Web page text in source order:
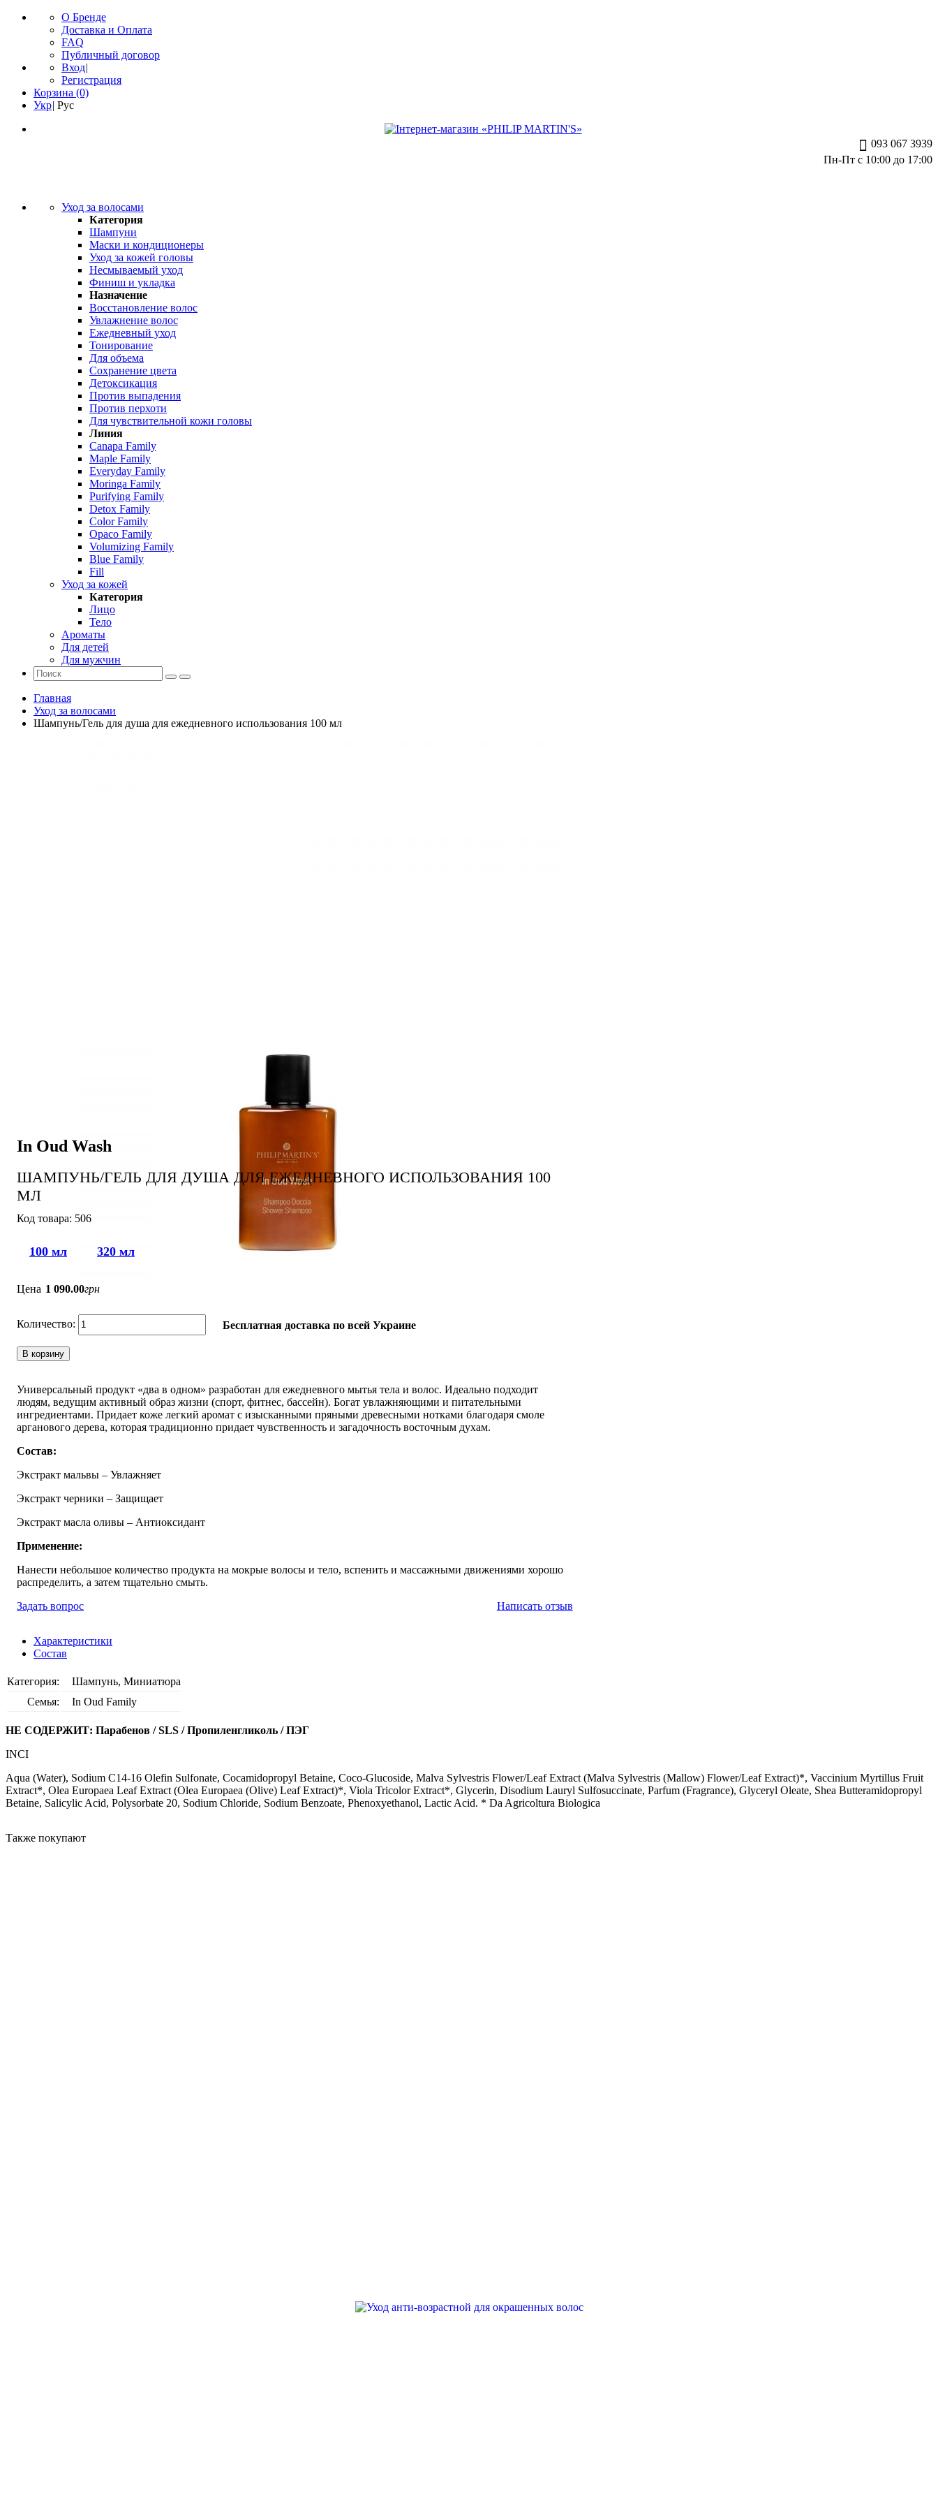
О Бренде
Доставка и Оплата
FAQ
Публичный договор
Вход|
Регистрация
Корзина (0)
Укр| Рус
093 067 3939
Пн-Пт с 10:00 до 17:00
Уход за волосами
Категория
Шампуни
Маски и кондиционеры
Уход за кожей головы
Несмываемый уход
Финиш и укладка
Назначение
Восстановление волос
Увлажнение волос
Ежедневный уход
Тонирование
Для объема
Сохранение цвета
Детоксикация
Против выпадения
Против перхоти
Для чувствительной кожи головы
Линия
Canapa Family
Maple Family
Everyday Family
Moringa Family
Purifying Family
Detox Family
Color Family
Opaco Family
Volumizing Family
Blue Family
Fill
Уход за кожей
Категория
Лицо
Тело
Ароматы
Для детей
Для мужчин
Главная
Уход за волосами
Шампунь/Гель для душа для ежедневного использования 100 мл
In Oud Wash
ШАМПУНЬ/ГЕЛЬ ДЛЯ ДУША ДЛЯ ЕЖЕДНЕВНОГО ИСПОЛЬЗОВАНИЯ 100
МЛ
506
100 мл 320 мл
Цена 1 090.00грн
Бесплатная доставка по всей Украине
В корзину
Универсальный продукт «два в одном» разработан для ежедневного мытья тела и волос. Идеально подходит
людям, ведущим активный образ жизни (спорт, фитнес, бассейн). Богат увлажняющими и питательными
ингредиентами. Придает коже легкий аромат с изысканными пряными древесными нотками благодаря смоле
арганового дерева, которая традиционно придает чувственность и загадочность восточным духам.
Состав:
Экстракт мальвы – Увлажняет
Экстракт черники – Защищает
Экстракт масла оливы – Антиоксидант
Применение:
Нанести небольшое количество продукта на мокрые волосы и тело, вспенить и массажными движениями хорошо
распределить, а затем тщательно смыть.
Задать вопрос
Написать отзыв
Характеристики
Состав
Категория:
Шампунь, Миниатюра
Семья:
In Oud Family
НЕ СОДЕРЖИТ: Парабенов / SLS / Пропиленгликоль / ПЭГ
INCI
Aqua (Water), Sodium C14-16 Olefin Sulfonate, Cocamidopropyl Betaine, Coco-Glucoside, Malva Sylvestris Flower/Leaf Extract (Malva Sylvestris (Mallow) Flower/Leaf Extract)*, Vaccinium Myrtillus Fruit
Extract*, Olea Europaea Leaf Extract (Olea Europaea (Olive) Leaf Extract)*, Viola Tricolor Extract*, Glycerin, Disodium Lauryl Sulfosuccinate, Parfum (Fragrance), Glyceryl Oleate, Shea Butteramidopropyl
Betaine, Salicylic Acid, Polysorbate 20, Sodium Chloride, Sodium Benzoate, Phenoxyethanol, Lactic Acid. * Da Agricoltura Biologica
Также покупают